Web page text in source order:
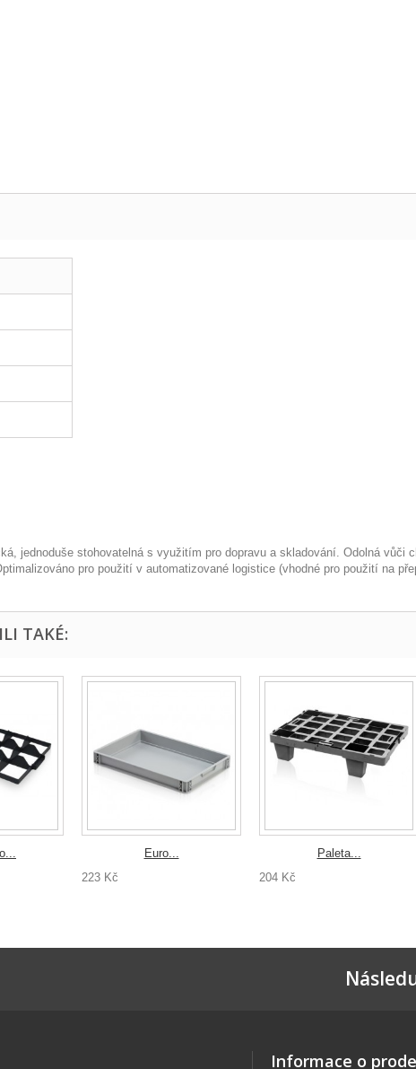
jednoduše stohovatelná s využitím pro dopravu a skladování. Odolná vůči
pro použití v automatizované logistice (vhodné pro použití na
TAKÉ:
Euro...
223 Kč
Paleta...
204 Kč
Informace o